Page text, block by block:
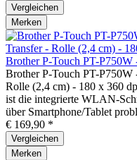
Vergleichen
Merken
Brother P-Touch PT-P750W
Brother P-Touch PT-P750W
Rolle (2,4 cm) - 180 x 360
ist die integrierte WLAN-
über Smartphone/Tablet
€ 169,90 *
Vergleichen
Merken